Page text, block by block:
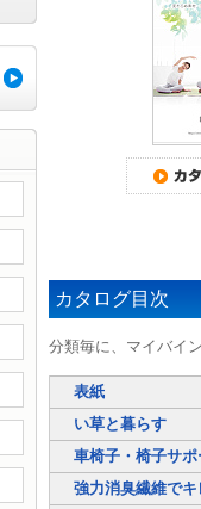
カタログ目次
分類毎に、マイバイ
表紙
い草と暮らす
車椅子・椅子サポ
強力消臭繊維で